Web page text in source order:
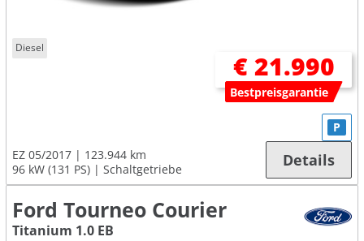
Diesel
€ 21.990
Bestpreisgarantie
EZ 05/2017
123.944 km
96 kW (131 PS)
Schaltgetriebe
P
Details
Ford Tourneo Courier
Titanium 1.0 EB